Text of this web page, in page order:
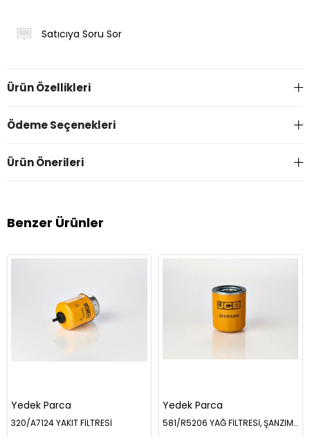
Satıcıya Soru Sor
Ürün Özellikleri
Ödeme Seçenekleri
Ürün Önerileri
Benzer Ürünler
Yedek Parca
320/A7124 YAKIT FİLTRESİ
Yedek Parca
581/R5206 YAĞ FİLTRESİ, ŞANZIMAN